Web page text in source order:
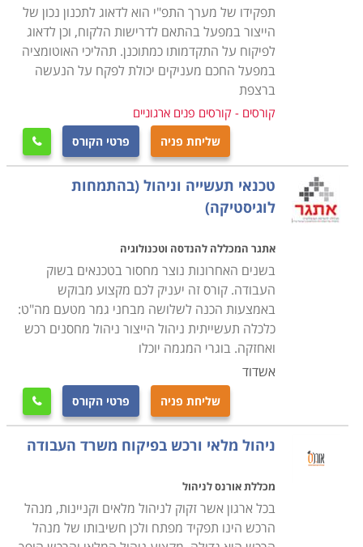
תפקידו של מערך התפ"י הוא לדאוג לתכנון נכון של
הייצור במפעל בהתאם לדרישות הלקוח, וכן לדאוג
לפיקוח על התקדמותו כמתוכנן. תהליכי האוטומציה
במפעל החכם מעניקים יכולת לפקח על הנעשה
ברצפת
קורסים - קורסים פנים ארגוניים
שליחת פניה פרטי הקורס 
טכנאי תעשייה וניהול (בהתמחות
לוגיסטיקה)
אתגר המכללה להנדסה וטכנולוגיה
בשנים האחרונות נוצר מחסור בטכנאים בשוק
העבודה. קורס זה יעניק לכם מקצוע מבוקש
באמצעות הכנה לשלושה מבחני גמר מטעם מה"ט:
כלכלה תעשייתית ניהול הייצור ניהול מחסנים רכש
ואחזקה. בוגרי המגמה יוכלו
אשדוד
שליחת פניה פרטי הקורס 
ניהול מלאי ורכש בפיקוח משרד העבודה
מכללת אורנס לניהול
בכל ארגון אשר זקוק לניהול מלאים וקניינות, מנהל
הרכש הינו תפקיד מפתח ולכן חשיבותו של מנהל